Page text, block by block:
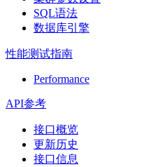
SQL语法
数据库引擎
性能测试指南
Performance
API参考
接口概览
更新历史
接口信息